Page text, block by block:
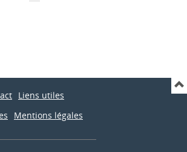
Liens utiles
Mentions légales